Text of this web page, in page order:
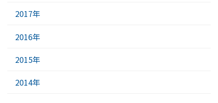
2017年
2016年
2015年
2014年